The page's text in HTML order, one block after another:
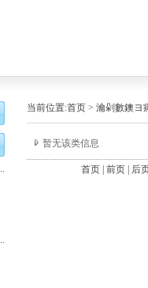
当前位置:首页 > 瀹剁數鐭ヨ
暂无该类信息
首页 | 前页 | 后